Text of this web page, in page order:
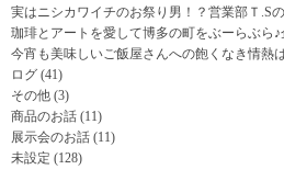
実はニシカワイチのお祭り男！？営業部Ｔ.S
珈琲とアートを愛して博多の町をぶーらぶら
今宵も美味しいご飯屋さんへの飽くなき情熱
ログ (41)
その他 (3)
商品のお話 (11)
展示会のお話 (11)
未設定 (128)